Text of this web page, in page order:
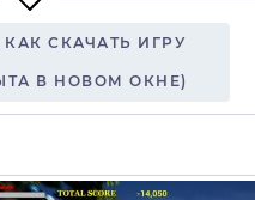
СКАЧАТЬ ИГРУ
В НОВОМ ОКНЕ)